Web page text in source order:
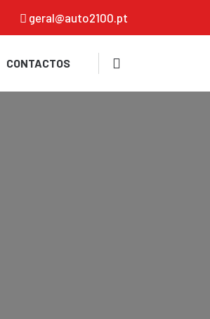
geral@auto2100.pt
CONTACTOS